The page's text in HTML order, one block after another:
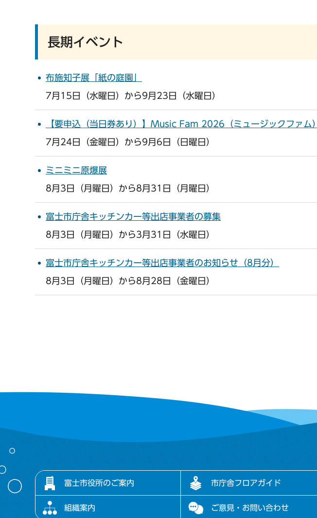
長期イベント
布施知子展「紙の庭園」
7月15日（水曜日）から9月23日（水曜日）
【要申込（当日券あり）】Music Fam 2026（ミュージックファム）
7月24日（金曜日）から9月6日（日曜日）
ミニミニ原爆展
8月3日（月曜日）から8月31日（月曜日）
富士市庁舎キッチンカー等出店事業者の募集
8月3日（月曜日）から3月31日（水曜日）
富士市庁舎キッチンカー等出店事業者のお知らせ（8月分）
8月3日（月曜日）から8月28日（金曜日）
富士市役所のご案内 市庁舎フロアガイド
組織案内 ご意見・お問い合わせ